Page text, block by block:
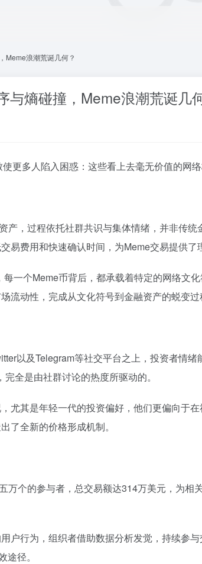
Meme浪潮荒诞几何？
熵碰撞，Meme浪潮荒诞几
更多人陷入困惑：这些看上去毫无价值的网
产，过程依托社群共识与集体情绪，并非传
易费用和快速确认时间，为Meme交易提供了
一个Meme币背后，都承载着特定的网络文
流动性，完成从文化符号到金融资产的蜕变过
以及Telegram等社交平台之上，投资者情
全是由社群讨论的热度所驱动的。
尤其是年轻一代的投资偏好，他们更偏向于
了全新的价格形成机制。
万个的参与者，总交易额达314万美元，为相
户行为，组织者借助数据分析发觉，持续参
径。